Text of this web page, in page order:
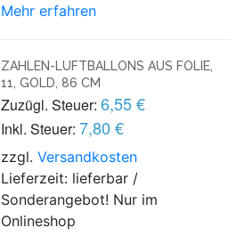
Mehr erfahren
ZAHLEN-LUFTBALLONS AUS FOLIE,
11, GOLD, 86 CM
Zuzügl. Steuer: 6,55 €
Inkl. Steuer: 7,80 €
zzgl.Versandkosten
Lieferzeit: lieferbar /
Sonderangebot! Nur im
Onlineshop